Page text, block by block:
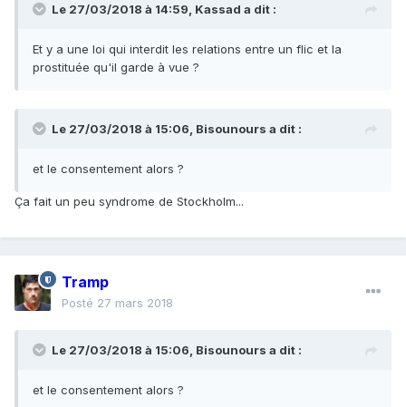
Le 27/03/2018 à 14:59, Kassad a dit :
Et y a une loi qui interdit les relations entre un flic et la
prostituée qu'il garde à vue ?
Le 27/03/2018 à 15:06, Bisounours a dit :
et le consentement alors ?
Ça fait un peu syndrome de Stockholm...
Tramp
Posté 27 mars 2018
Le 27/03/2018 à 15:06, Bisounours a dit :
et le consentement alors ?